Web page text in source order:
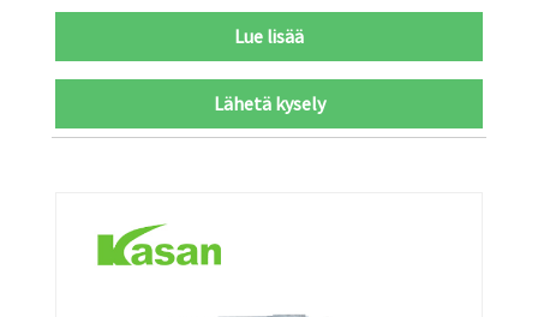
Lue lisää
Lähetä kysely